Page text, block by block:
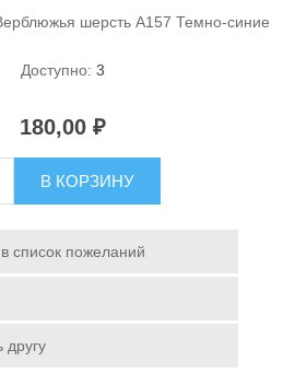
шерсть A157 Темно-синие
Доступно: 3
180,00 ₽
В КОРЗИНУ
список пожеланий